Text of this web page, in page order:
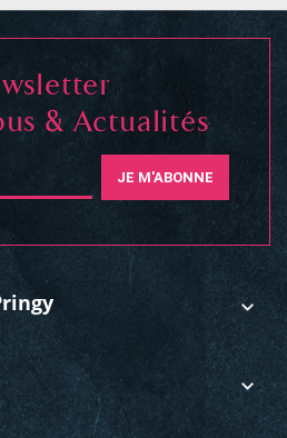
& Actualités
JE M'ABONNE